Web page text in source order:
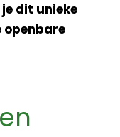
dit unieke
openbare